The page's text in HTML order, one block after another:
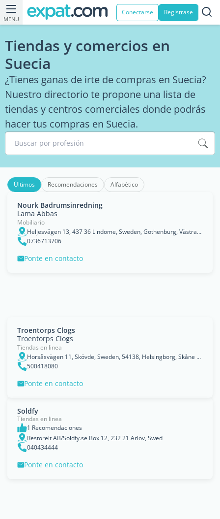
MENU
Conectarse Registrase
Tiendas y comercios en
Suecia
¿Tienes ganas de irte de compras en Suecia?
Nuestro directorio te propone una lista de
tiendas y centros comerciales donde podrás
hacer tus compras en Suecia.
Buscar por profesión
Últimos Recomendaciones Alfabético
Nourk Badrumsinredning
Lama Abbas
Mobiliario
Heljesvägen 13, 437 36 Lindome, Sweden, Gothenburg, Västra Götaland County
0736713706
Ponte en contacto
Troentorps Clogs
Troentorps Clogs
Tiendas en linea
Horsåsvägen 11, Skövde, Sweden, 54138, Helsingborg, Skåne County
500418080
Ponte en contacto
Soldfy
Tiendas en linea
1 Recomendaciones
Restoreit AB/Soldfy.se Box 12, 232 21 Arlöv, Swed
040434444
Ponte en contacto